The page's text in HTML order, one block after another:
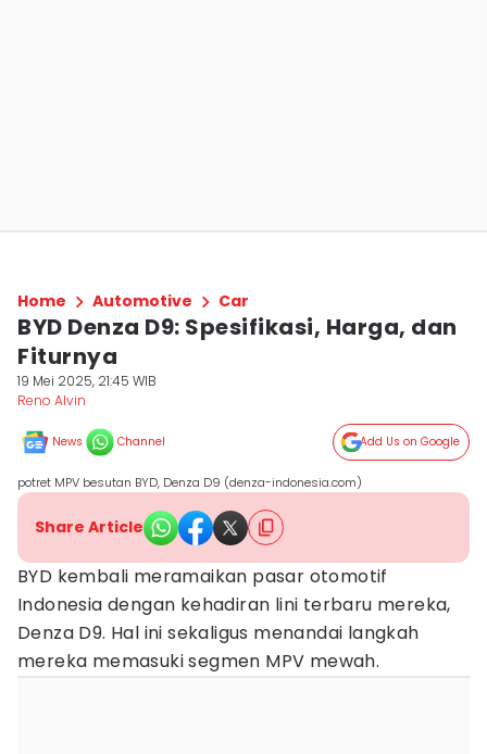
Home Automotive Car
BYD Denza D9: Spesifikasi, Harga, dan
Fiturnya
19 Mei 2025, 21:45 WIB
Reno Alvin
News Channel Add Us on Google
potret MPV besutan BYD, Denza D9 (denza-indonesia.com)
Share Article
BYD kembali meramaikan pasar otomotif
Indonesia dengan kehadiran lini terbaru mereka,
Denza D9. Hal ini sekaligus menandai langkah
mereka memasuki segmen MPV mewah.